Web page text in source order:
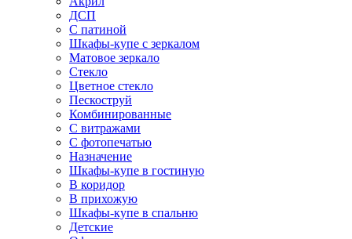
ДСП
С патиной
Шкафы-купе с зеркалом
Матовое зеркало
Стекло
Цветное стекло
Пескоструй
Комбинированные
С витражами
С фотопечатью
Назначение
Шкафы-купе в гостиную
В коридор
В прихожую
Шкафы-купе в спальню
Детские